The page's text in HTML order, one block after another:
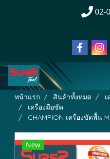
02-
หน้าแรก สินค้าทั้งหมด
เครื่องมือขัด
CHAMPION เครื่องขัดพื้น
New